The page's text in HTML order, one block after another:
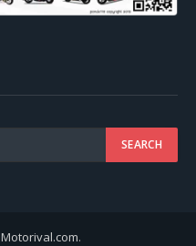
Motorival.com.